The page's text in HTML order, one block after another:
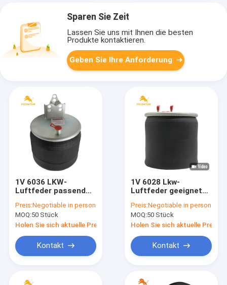
Sparen Sie Zeit
Lassen Sie uns mit Ihnen die besten
Produkte kontaktieren.
Geben Sie Ihre Anforderung
1V 6036 LKW-
Luftfeder passend
M58-8477/Contitech
6606NP01/Phoenix
1D20E-1
Preis:Negotiable in person
MOQ:50 Stück
Holen Sie sich aktuelle Preis
Kontakt
1V 6028 Lkw-
Luftfeder geeignet
4420NP01/Granning
16048/AB Vovo
1076075
Preis:Negotiable in person
MOQ:50 Stück
Holen Sie sich aktuelle Preis
Kontakt